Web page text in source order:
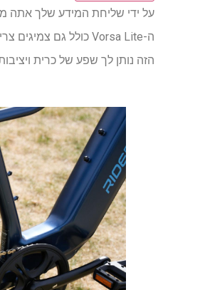
על ידי שליחת המידע שלך אתה
הזה נותן לך שפע של כרית